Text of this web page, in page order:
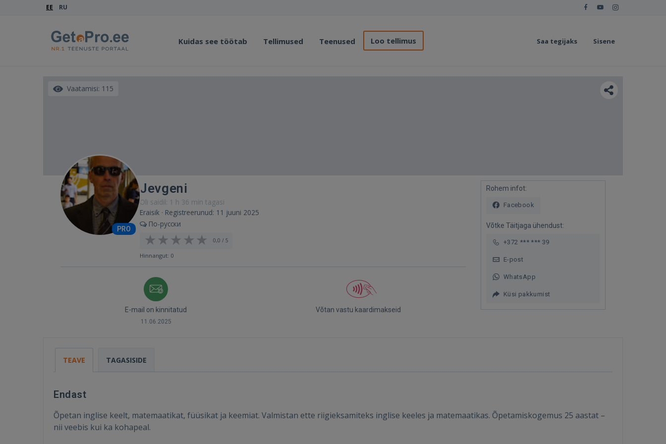
EE RU
Kuidas see töötab Tellimused Teenused Loo tellimus Saa tegijaks Sisene
Jäta mind meelde
Vaatamisi: 115
PRO
Jevgeni
Oli saidil: 1 h 36 min tagasi
Eraisik · Registreerunud: 11 juuni 2025
По-русски
0,0 / 5
Hinnangut: 0
E-mail on kinnitatud
11.06.2025
Võtan vastu kaardimakseid
Rohem infot:
Facebook
Võtke Täitjaga ühendust:
+372 *** *** 39
E-post
WhatsApp
Küsi pakkumist
TEAVE TAGASISIDE
Endast
Õpetan inglise keelt, matemaatikat, füüsikat ja keemiat. Valmistan ette riigieksamiteks inglise keeles ja matemaatikas. Õpetamiskogemus 25 aastat –
nii veebis kui ka kohapeal.